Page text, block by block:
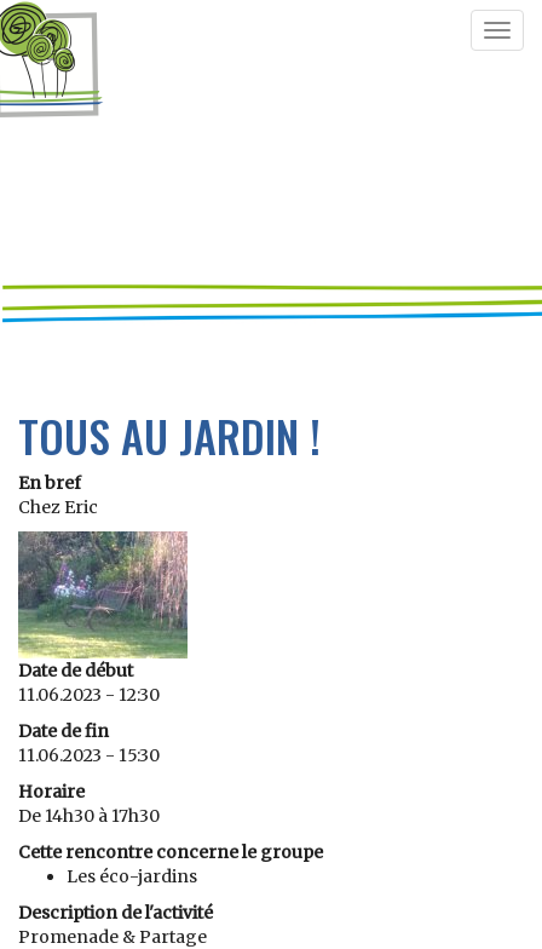
TOUS AU JARDIN !
En bref
Chez Eric
Date de début
11.06.2023 - 12:30
Date de fin
11.06.2023 - 15:30
Horaire
De 14h30 à 17h30
Cette rencontre concerne le groupe
Les éco-jardins
Description de l'activité
Promenade & Partage